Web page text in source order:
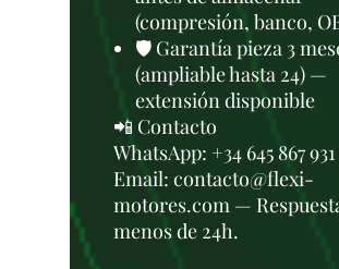
(compresión, banco,
🛡️ Garantía pieza 3
(ampliable hasta 24) —
extensión disponible
📲 Contacto
WhatsApp: +34 645 867
Email: contacto@flexi-
motores.com —
menos de 24h.